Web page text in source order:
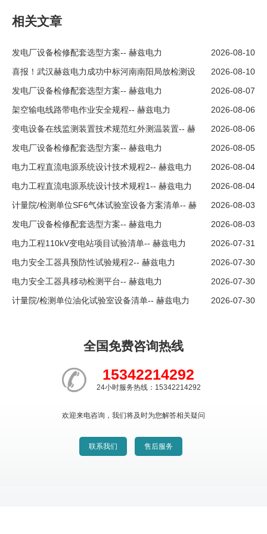
相关文章
2026-08-10
发电厂设备检修配套选型方案-- 赫兹电力
2026-08-10
喜报！武汉赫兹电力成功中标河南南阳局放检测设
备项目，携手新客户共筑电力安全防线
2026-08-07
发电厂设备检修配套选型方案-- 赫兹电力
2026-08-06
架空输电线路带电作业安全规程-- 赫兹电力
2026-08-06
变电设备在线监测装置技术规范红外测温装置-- 赫
兹电力
2026-08-05
发电厂设备检修配套选型方案-- 赫兹电力
2026-08-04
电力工程直流电源系统设计技术规程2-- 赫兹电力
2026-08-04
电力工程直流电源系统设计技术规程1-- 赫兹电力
2026-08-03
计量院/检测单位SF6气体试验室设备方案清单-- 赫
兹电力
2026-08-03
发电厂设备检修配套选型方案-- 赫兹电力
2026-07-31
电力工程110kV变电站项目试验清单-- 赫兹电力
2026-07-30
电力安全工器具预防性试验规程2-- 赫兹电力
2026-07-30
电力安全工器具移动检测平台-- 赫兹电力
2026-07-30
计量院/检测单位油化试验室设备清单-- 赫兹电力
全国免费咨询热线
15342214292
24小时服务热线：15342214292
欢迎来电咨询，我们将及时为您解答相关疑问
联系我们 售后服务